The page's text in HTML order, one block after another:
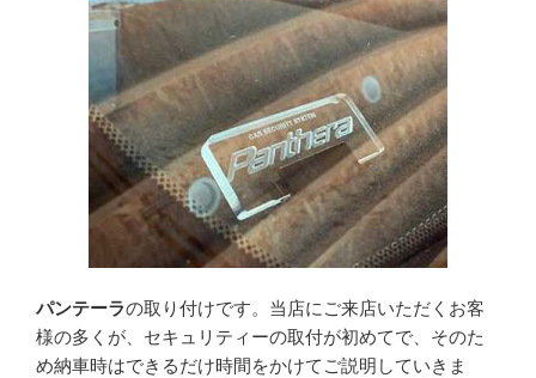
パンテーラの取り付けです。当店にご来店いただくお客
様の多くが、セキュリティーの取付が初めてで、そのた
め納車時はできるだけ時間をかけてご説明していきま